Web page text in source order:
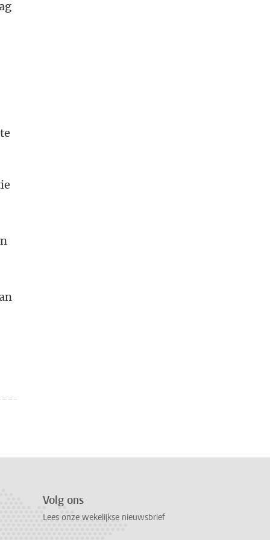
Volg ons
Lees onze wekelijkse nieuwsbrief